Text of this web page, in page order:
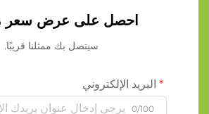
احصل على عرض سعر
سيتصل بك ممثلنا قريبًا.
البريد الإلكتروني
0/100